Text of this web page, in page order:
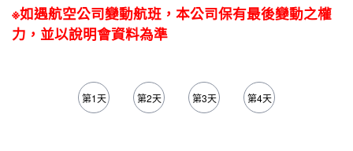
※如遇航空公司變動航班，本公司保有最後變動之權
力，並以說明會資料為準
第1天 第2天 第3天 第4天